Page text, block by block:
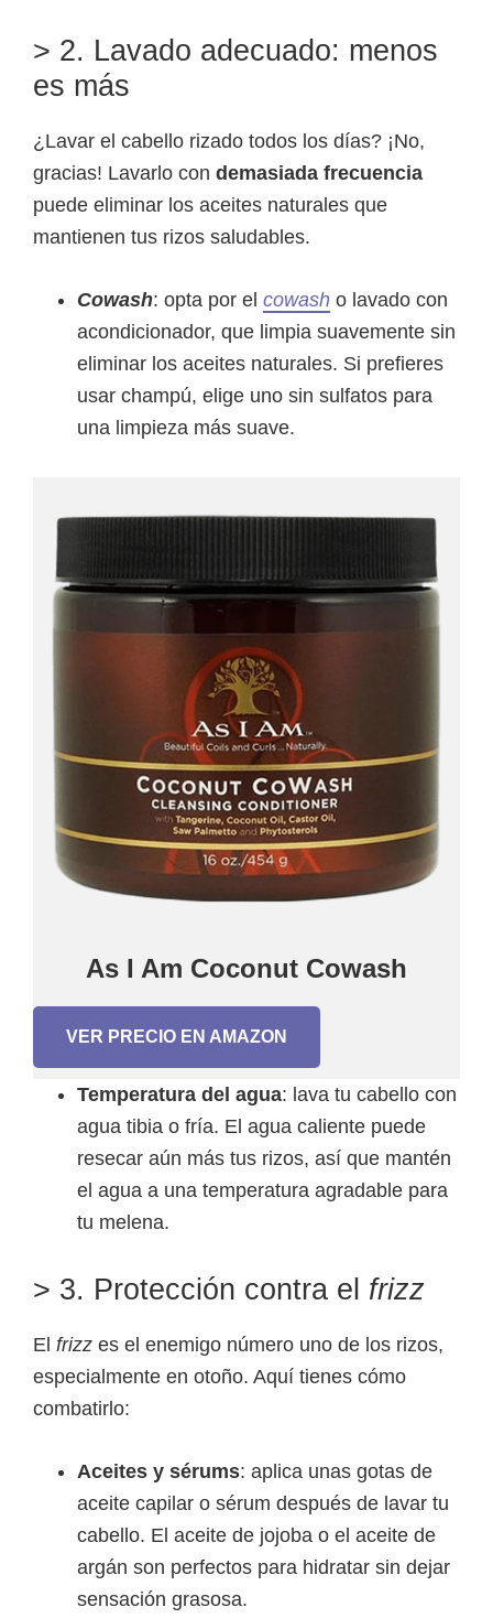
> 2. Lavado adecuado: menos
es más
¿Lavar el cabello rizado todos los días? ¡No,
gracias! Lavarlo con demasiada frecuencia
puede eliminar los aceites naturales que
mantienen tus rizos saludables.
Cowash: opta por el cowash o lavado con
acondicionador, que limpia suavemente sin
eliminar los aceites naturales. Si prefieres
usar champú, elige uno sin sulfatos para
una limpieza más suave.
As I Am Coconut Cowash
VER PRECIO EN AMAZON
Temperatura del agua: lava tu cabello con
agua tibia o fría. El agua caliente puede
resecar aún más tus rizos, así que mantén
el agua a una temperatura agradable para
tu melena.
> 3. Protección contra el frizz
El frizz es el enemigo número uno de los rizos,
especialmente en otoño. Aquí tienes cómo
combatirlo:
Aceites y sérums: aplica unas gotas de
aceite capilar o sérum después de lavar tu
cabello. El aceite de jojoba o el aceite de
argán son perfectos para hidratar sin dejar
sensación grasosa.